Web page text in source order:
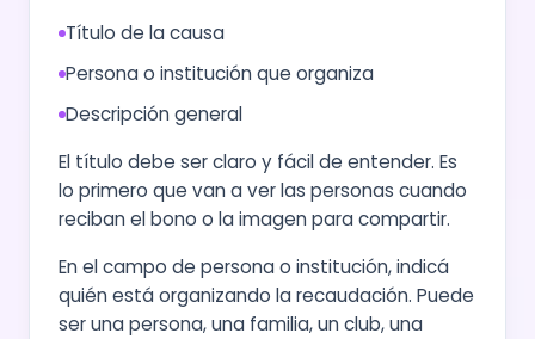
Título de la causa
Persona o institución que organiza
Descripción general
El título debe ser claro y fácil de entender. Es
lo primero que van a ver las personas cuando
reciban el bono o la imagen para compartir.
En el campo de persona o institución, indicá
quién está organizando la recaudación. Puede
ser una persona, una familia, un club, una